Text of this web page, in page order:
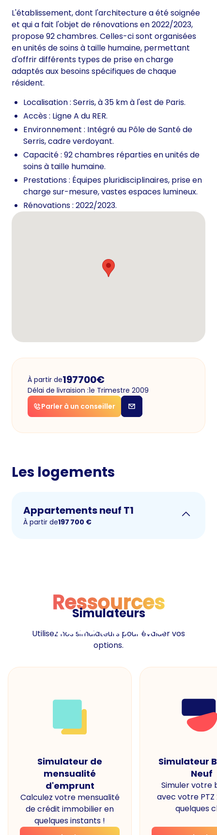
L'établissement, dont l'architecture a été soignée
et qui a fait l'objet de rénovations en 2022/2023,
propose 92 chambres. Celles-ci sont organisées
en unités de soins à taille humaine, permettant
d'offrir différents types de prise en charge
adaptés aux besoins spécifiques de chaque
résident.
Localisation : Serris, à 35 km à l'est de Paris.
Accès : Ligne A du RER.
Environnement : Intégré au Pôle de Santé de
Serris, cadre verdoyant.
Capacité : 92 chambres réparties en unités de
soins à taille humaine.
Prestations : Équipes pluridisciplinaires, prise en
charge sur-mesure, vastes espaces lumineux.
Rénovations : 2022/2023.
À partir de197700€
Délai de livraision :1e Trimestre 2009
Parler à un conseiller
Les logements
Appartements neuf T1
À partir de197 700 €
Ressources
Ressources
Simulateurs
Utilisez nos simulateurs pour évaluer vos
options.
Simulateur de
mensualité
d'emprunt
Calculez votre mensualité
de crédit immobilier en
quelques instants !
Simulateur
Neuf
Simuler votre
avec votre PTZ
quelques